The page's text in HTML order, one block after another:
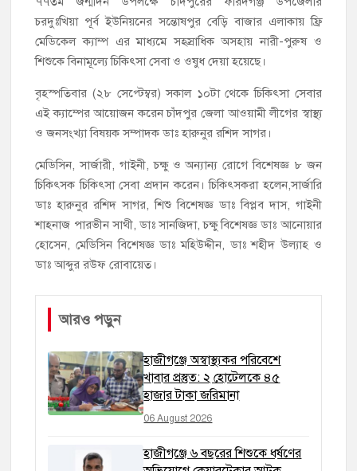
চরদুঃখিয়া পূর্ব ইউনিয়নের সন্তোষপুর বেড়ি বাজার এলাকায় ফ্রি
মেডিকেল ক্যাম্প এর মাধ্যমে সহস্রাধিক অসহায় নারী-পুরুষ ও
শিশুকে বিনামূল্যে চিকিৎসা সেবা ও ওষুধ দেয়া হয়েছে।
বৃহস্পতিবার (২৮ সেপ্টেম্বর) সকাল ১০টা থেকে চিকিৎসা সেবার
এই ক্যাম্পের আয়োজন করেন চাঁদপুর জেলা আওয়ামী লীগের স্বাস্থ্য
ও জনসংখ্যা বিষয়ক সম্পাদক ডাঃ হারুনুর রশিদ সাগর।
মেডিসিন, সার্জারী, গাইনী, চক্ষু ও অন্যান্য রোগে বিশেষজ্ঞ ৮ জন
চিকিৎসক চিকিৎসা সেবা প্রদান করেন। চিকিৎসকরা হলেন,সার্জারি
ডাঃ হারুনুর রশিদ সাগর, শিশু বিশেষজ্ঞ ডাঃ বিপ্লব দাস, গাইনী
শাহনাজ পারভীন সাথী, ডাঃ সানজিদা, চক্ষু বিশেষজ্ঞ ডাঃ আনোয়ার
হোসেন, মেডিসিন বিশেষজ্ঞ ডাঃ মহিউদ্দীন, ডাঃ শহীদ উল্যাহ ও
ডাঃ আব্দুর রউফ রোবায়েত।
আরও পড়ুন
হাজীগঞ্জে অস্বাস্থ্যকর পরিবেশে
খাবার প্রস্তুত: ২ হোটেলকে ৪৫
হাজার টাকা জরিমানা
06 August 2026
হাজীগঞ্জে ৬ বছরের শিশুকে ধর্ষণের